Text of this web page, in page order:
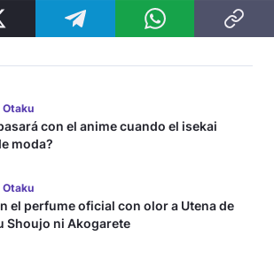
Otaku
con el anime cuando el isekai
moda?
Otaku
el perfume oficial con olor a Utena de
Shoujo ni Akogarete